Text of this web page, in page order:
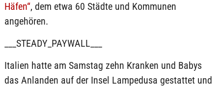
Häfen“, dem etwa 60 Städte und Kommunen
angehören.
___STEADY_PAYWALL___
Italien hatte am Samstag zehn Kranken und Babys
das Anlanden auf der Insel Lampedusa gestattet und